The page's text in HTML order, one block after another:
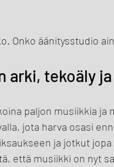
Onko äänitysstudio
arki, tekoäly
paljon musiikkia ja
jota harva osasi
ja jotkut
että musiikki on nyt